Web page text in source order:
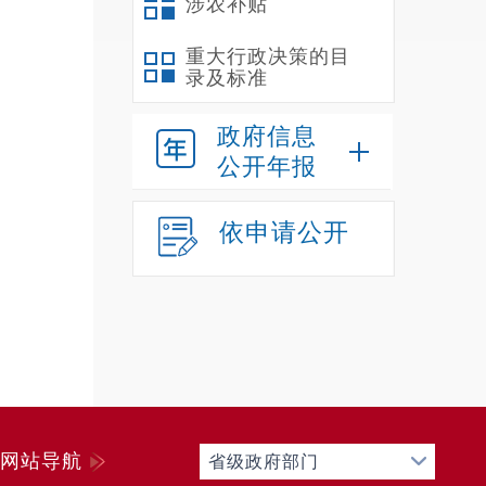
涉农补贴
重大行政决策的目
录及标准
政府信息
公开年报
依申请公开
网站导航 省级政府部门